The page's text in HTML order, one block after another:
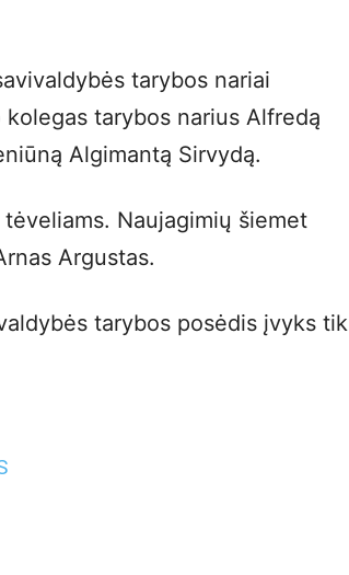
tarybos nariai
tarybos narius Alfredą
Algimantą Sirvydą.
Naujagimių šiemet
Argustas.
tarybos posėdis įvyks tik